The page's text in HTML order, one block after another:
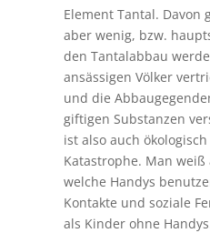
Element Tantal. Davon
aber wenig, bzw.
den Tantalabbau
ansässigen Völker
und die
giftigen Substanzen
ist also auch
Katastrophe. Man
welche Handys
Kontakte und soziale
als Kinder ohne